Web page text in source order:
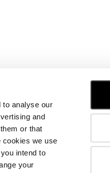
to analyse our
and
or that
cookies we use
intend to
your